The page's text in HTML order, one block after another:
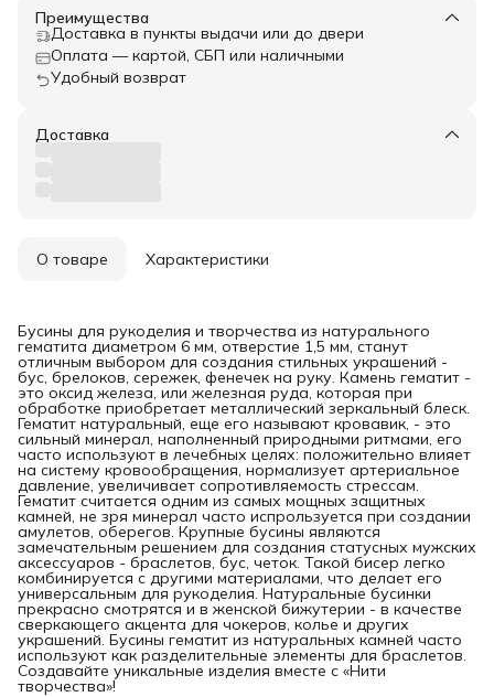
Преимущества
Доставка в пункты выдачи или до двери
Оплата — картой, СБП или наличными
Удобный возврат
Доставка
О товаре Характеристики
Бусины для рукоделия и творчества из натурального
гематита диаметром 6 мм, отверстие 1,5 мм, станут
отличным выбором для создания стильных украшений -
бус, брелоков, сережек, фенечек на руку. Камень гематит -
это оксид железа, или железная руда, которая при
обработке приобретает металлический зеркальный блеск.
Гематит натуральный, еще его называют кровавик, - это
сильный минерал, наполненный природными ритмами, его
часто используют в лечебных целях: положительно влияет
на систему кровообращения, нормализует артериальное
давление, увеличивает сопротивляемость стрессам.
Гематит считается одним из самых мощных защитных
камней, не зря минерал часто испрользуется при создании
амулетов, оберегов. Крупные бусины являются
замечательным решением для создания статусных мужских
аксессуаров - браслетов, бус, четок. Такой бисер легко
комбинируется с другими материалами, что делает его
универсальным для рукоделия. Натуральные бусинки
прекрасно смотрятся и в женской бижутерии - в качестве
сверкающего акцента для чокеров, колье и других
украшений. Бусины гематит из натуральных камней часто
используют как разделительные элементы для браслетов.
Создавайте уникальные изделия вместе с «Нити
творчества»!